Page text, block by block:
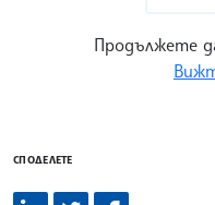
Продължете
СПОДЕЛЕТЕ